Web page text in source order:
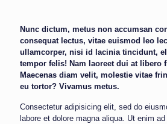
Nunc dictum, metus non accumsan
consequat lectus, vitae euismod leo
ullamcorper, nisi id lacinia tincidunt,
tempor felis! Nam laoreet dui at libero
Maecenas diam velit, molestie vitae
eu tortor? Vivamus metus.
Consectetur adipisicing elit, sed do
labore et dolore magna aliqua. Ut enim